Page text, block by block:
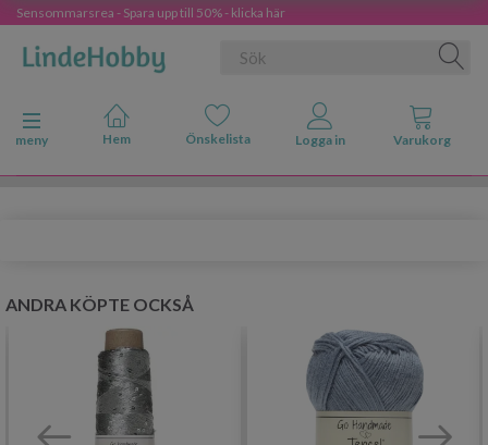
Sensommarsrea - Spara upp till 50% - klicka här
Ändra navigering
meny
ANDRA KÖPTE OCKSÅ